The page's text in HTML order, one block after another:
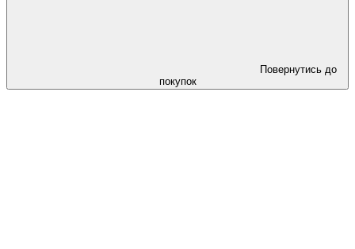
Повернутись до
покупок